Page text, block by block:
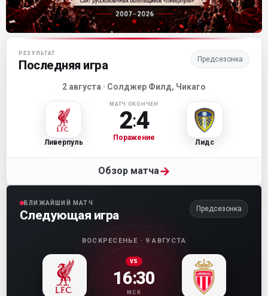
Матч-центр «Ливерпуля»
РЕЗУЛЬТАТ
Последняя игра Предсезонка
2 августа · Солджер Филд, Чикаго
Ливерпуль
МАТЧ ОКОНЧЕН
2:4
Поражение
Лидс
Обзор матча→
БЛИЖАЙШИЙ МАТЧ
Следующая игра Предсезонка
ВОСКРЕСЕНЬЕ · 9 АВГУСТА
VS
16:30
МСК